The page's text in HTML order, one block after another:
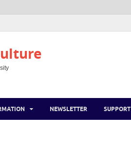
NEWSLETTER SUPPORT